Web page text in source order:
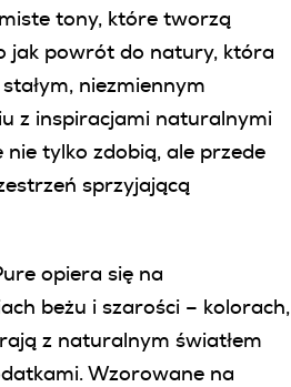
tony, które tworzą
jak powrót do natury, która
niezmiennym
z inspiracjami naturalnymi
tylko zdobią, ale przede
sprzyjającą
opiera się na
beżu i szarości – kolorach,
z naturalnym światłem
Wzorowane na